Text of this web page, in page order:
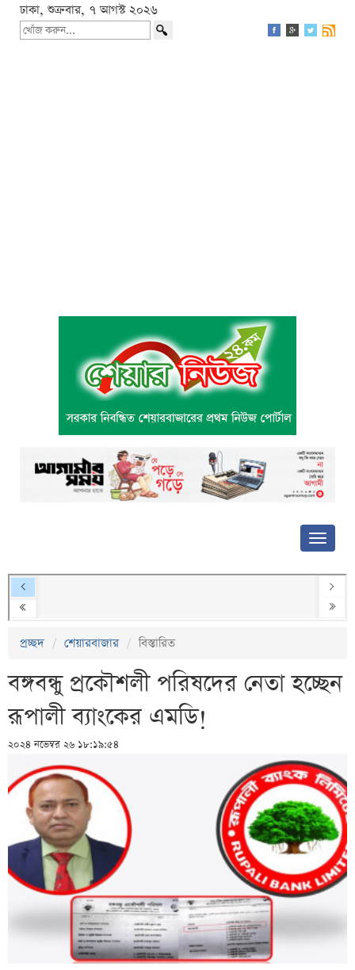
ঢাকা, শুক্রবার, ৭ আগস্ট ২০২৬
প্রচ্ছদ শেয়ারবাজার বিস্তারিত
বঙ্গবন্ধু প্রকৌশলী পরিষদের নেতা হচ্ছেন
রূপালী ব্যাংকের এমডি!
২০২৪ নভেম্বর ২৬ ১৮:১৯:৫৪